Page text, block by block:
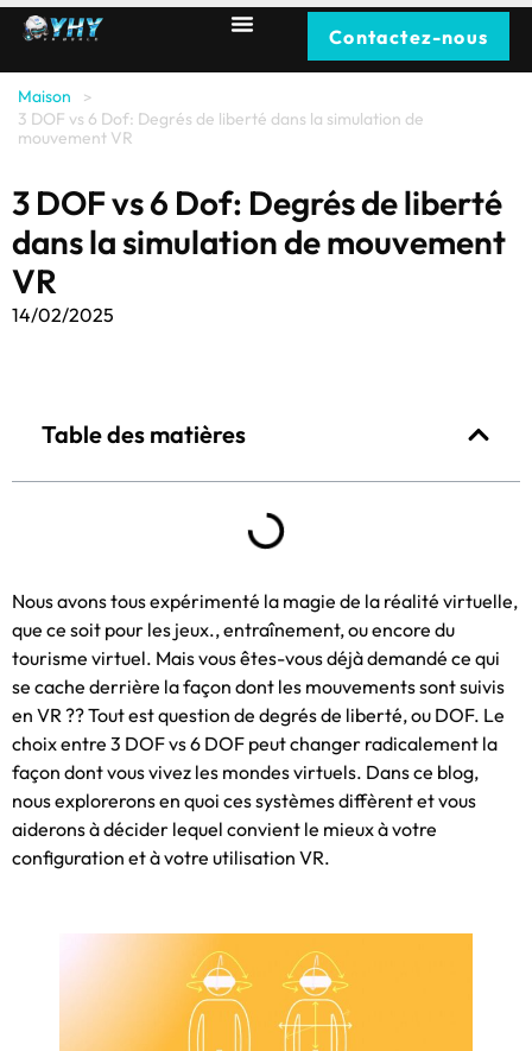
Contactez-nous
Maison
>
3 DOF vs 6 Dof: Degrés de liberté dans la simulation de
mouvement VR
3 DOF vs 6 Dof: Degrés de liberté
dans la simulation de mouvement
VR
14/02/2025
Table des matières
Nous avons tous expérimenté la magie de la réalité virtuelle,
que ce soit pour les jeux., entraînement, ou encore du
tourisme virtuel. Mais vous êtes-vous déjà demandé ce qui
se cache derrière la façon dont les mouvements sont suivis
en VR ?? Tout est question de degrés de liberté, ou DOF. Le
choix entre 3 DOF vs 6 DOF peut changer radicalement la
façon dont vous vivez les mondes virtuels. Dans ce blog,
nous explorerons en quoi ces systèmes diffèrent et vous
aiderons à décider lequel convient le mieux à votre
configuration et à votre utilisation VR.